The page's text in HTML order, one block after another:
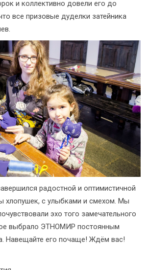
и коллективно довели его до
все призовые дуделки затейника
радостной и оптимистичной
хлопушек, с улыбками и смехом. Мы
эхо того замечательного
выбрало ЭТНОМИР постоянным
Навещайте его почаще! Ждём вас!